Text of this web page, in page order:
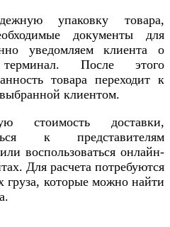
упаковку товара,
документы для
уведомляем клиента о
После этого
товара переходит к
клиентом.
стоимость доставки,
к представителям
воспользоваться онлайн-
Для расчета потребуются
груза, которые можно найти